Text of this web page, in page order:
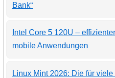
Bank“
Intel Core 5 120U –
mobile Anwendungen
Linux Mint 2026: Die für